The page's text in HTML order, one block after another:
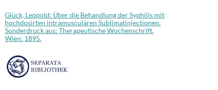
Glück, Leopold: Über die Behandlung der Syphilis mit
hochdosirten intramusculären Sublimatinjectionen.
Sonderdruck aus: Therapeutische Wochenschrift.
Wien: 1895.